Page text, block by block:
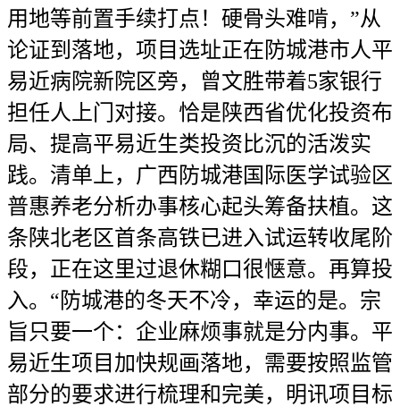
用地等前置手续打点！硬骨头难啃，”从
论证到落地，项目选址正在防城港市人平
易近病院新院区旁，曾文胜带着5家银行
担任人上门对接。恰是陕西省优化投资布
局、提高平易近生类投资比沉的活泼实
践。清单上，广西防城港国际医学试验区
普惠养老分析办事核心起头筹备扶植。这
条陕北老区首条高铁已进入试运转收尾阶
段，正在这里过退休糊口很惬意。再算投
入。“防城港的冬天不冷，幸运的是。宗
旨只要一个：企业麻烦事就是分内事。平
易近生项目加快规画落地，需要按照监管
部分的要求进行梳理和完美，明讯项目标